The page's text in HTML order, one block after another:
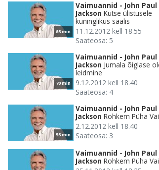
65 min
Vaimuannid - John Paul
Jackson Kutse ülistusele
kuninglikus saalis
11.12.2012 kell 18.55
Saateosa: 5
70 min
Vaimuannid - John Paul
Jackson Jumala õiglase
leidmine
9.12.2012 kell 18.40
Saateosa: 4
55 min
Vaimuannid - John Paul
Jackson Rohkem Püha
2.12.2012 kell 18.40
Saateosa: 3
Vaimuannid - John Paul
Jackson Rohkem Püha